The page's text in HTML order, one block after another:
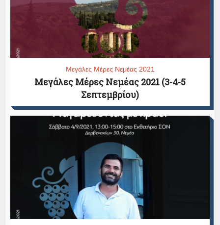
Μεγάλες Μέρες Νεμέας 2021
Μεγάλες Μέρες Νεμέας 2021 (3-4-5
Σεπτεμβρίου)